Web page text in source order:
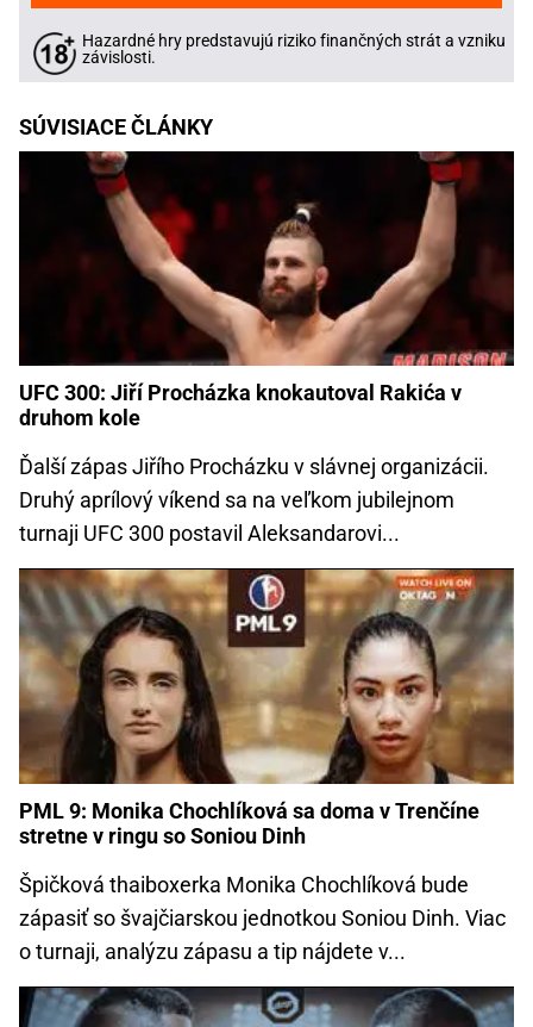
Hazardné hry predstavujú riziko finančných strát a vzniku
závislosti.
SÚVISIACE ČLÁNKY
UFC 300: Jiří Procházka knokautoval Rakića v
druhom kole
Ďalší zápas Jiřího Procházku v slávnej organizácii.
Druhý aprílový víkend sa na veľkom jubilejnom
turnaji UFC 300 postavil Aleksandarovi...
PML 9: Monika Chochlíková sa doma v Trenčíne
stretne v ringu so Soniou Dinh
Špičková thaiboxerka Monika Chochlíková bude
zápasiť so švajčiarskou jednotkou Soniou Dinh. Viac
o turnaji, analýzu zápasu a tip nájdete v...